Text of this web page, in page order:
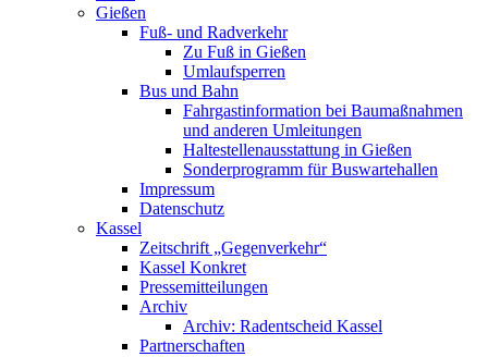
Gießen
Fuß- und Radverkehr
Zu Fuß in Gießen
Umlaufsperren
Bus und Bahn
Fahrgastinformation bei Baumaßnahmen
und anderen Umleitungen
Haltestellenausstattung in Gießen
Sonderprogramm für Buswartehallen
Impressum
Datenschutz
Kassel
Zeitschrift „Gegenverkehr“
Kassel Konkret
Pressemitteilungen
Archiv
Archiv: Radentscheid Kassel
Partnerschaften